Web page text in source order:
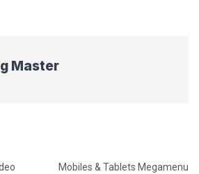
Master
Mobiles & Tablets Megamenu